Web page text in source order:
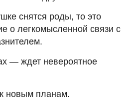
снятся роды, то это
о легкомысленной связи с
— ждет невероятное
новым планам.